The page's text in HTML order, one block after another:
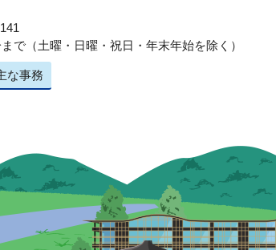
（土曜・日曜・祝日・年末年始を除く）
な事務